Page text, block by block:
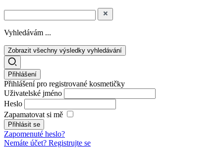
Vyhledávám ...
Zobrazit všechny výsledky vyhledávání
Přihlášení
Přihlášení pro registrované kosmetičky
Uživatelské jméno
Heslo
Zapamatovat si mě
Zapomenuté heslo?
Nemáte účet? Registrujte se